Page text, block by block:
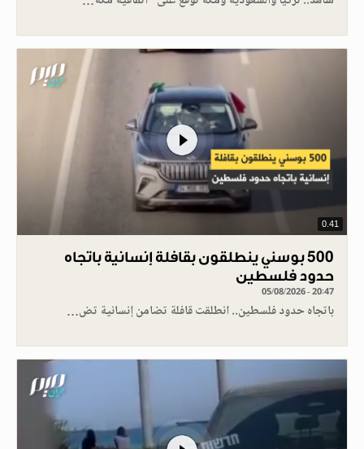
0.41
500 بوسني ينطلقون بقافلة إنسانية باتجاه
حدود فلسطين
05/08/2026 - 20:47
باتجاه حدود فلسطين.. انطلقت قافلة تضامن إنسانية تض…